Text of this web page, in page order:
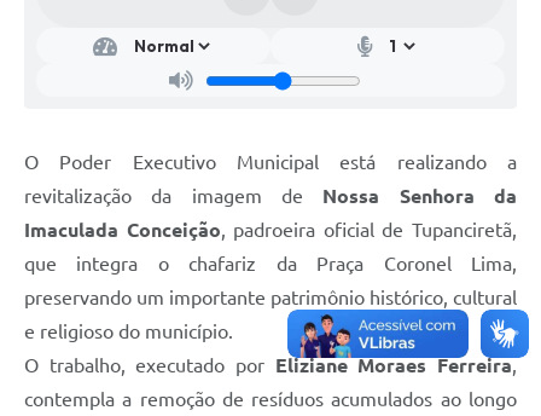
O Poder Executivo Municipal está realizando a
revitalização da imagem de Nossa Senhora da
Imaculada Conceição, padroeira oficial de Tupanciretã,
que integra o chafariz da Praça Coronel Lima,
preservando um importante patrimônio histórico, cultural
e religioso do município.
O trabalho, executado por Eliziane Moraes Ferreira,
contempla a remoção de resíduos acumulados ao longo